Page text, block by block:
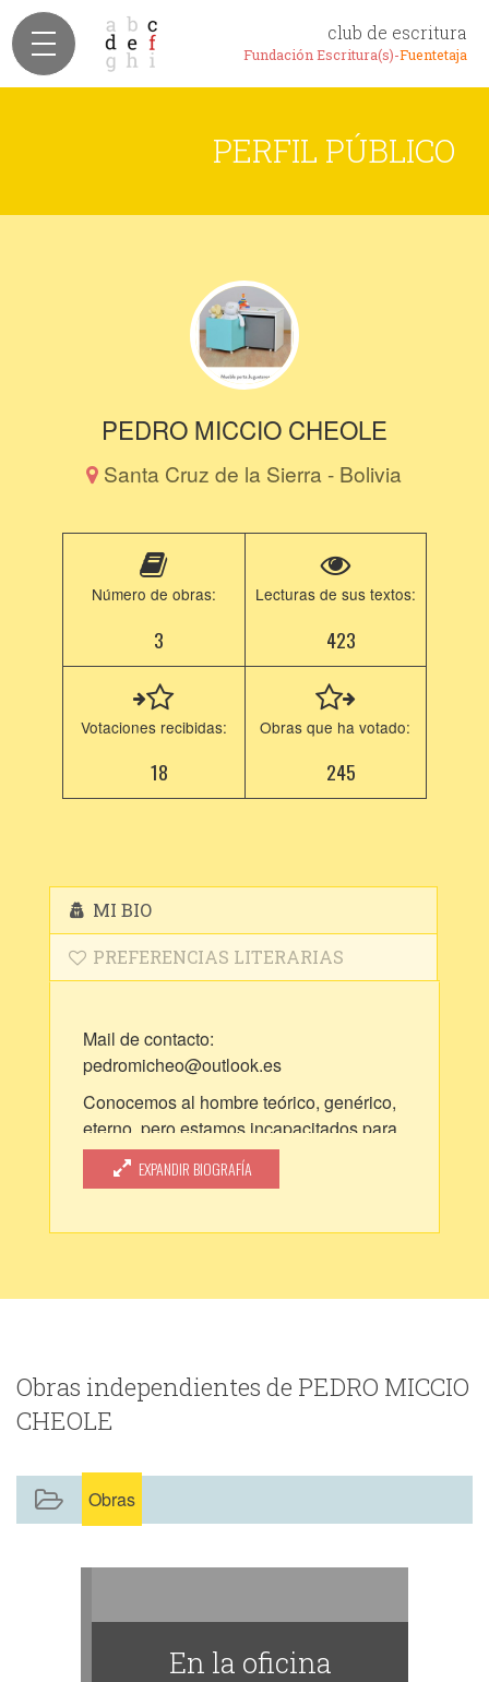
club de escritura
Fundación Escritura(s)-Fuentetaja
PERFIL PÚBLICO
PEDRO MICCIO CHEOLE
Santa Cruz de la Sierra - Bolivia
Número de obras:
3
Lecturas de sus textos:
423
Votaciones recibidas:
18
Obras que ha votado:
245
MI BIO
PREFERENCIAS LITERARIAS
Mail de contacto:
pedromicheo@outlook.es
Conocemos al hombre teórico, genérico,
eterno, pero estamos incapacitados para
el conocimiento del primero que pasa por
la calle o de nosotros mismos.
inteligencia superior
EXPANDIR BIOGRAFÍA
Obras independientes de PEDRO MICCIO
CHEOLE
Obras
En la oficina